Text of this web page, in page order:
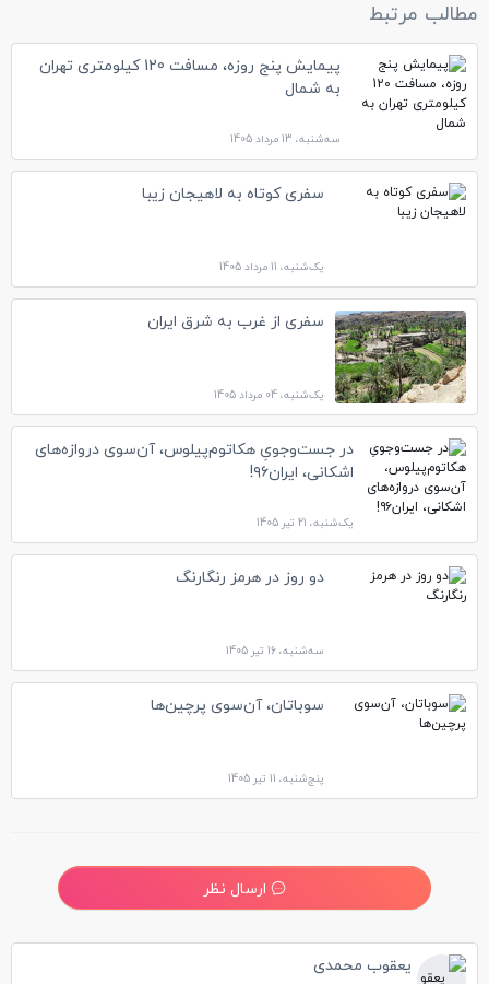
مطالب مرتبط
پیمایش پنج روزه، مسافت 120 کیلومتری تهران
به شمال
سه‌شنبه، 13 مرداد 1405
سفری کوتاه به لاهیجان زیبا
یک‌شنبه، 11 مرداد 1405
سفری از غرب به شرق ایران
یک‌شنبه، 04 مرداد 1405
در جست‌و‌جویِ هکاتوم‌پیلوس، آن‌سوی دروازه‌های
اشکانی، ایران۹۶!
یک‌شنبه، 21 تیر 1405
دو روز در هرمز رنگارنگ
سه‌شنبه، 16 تیر 1405
سوباتان، آن‌سوی پرچین‌ها
پنج‌شنبه، 11 تیر 1405
یعقوب محمدی